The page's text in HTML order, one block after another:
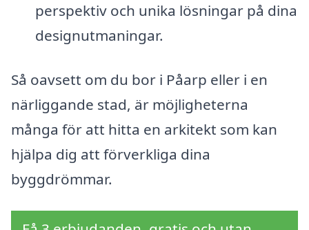
perspektiv och unika lösningar på dina
designutmaningar.
Så oavsett om du bor i Påarp eller i en
närliggande stad, är möjligheterna
många för att hitta en arkitekt som kan
hjälpa dig att förverkliga dina
byggdrömmar.